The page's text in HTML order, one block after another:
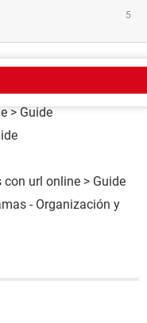
5
> Guide
con url online > Guide
- Organización y